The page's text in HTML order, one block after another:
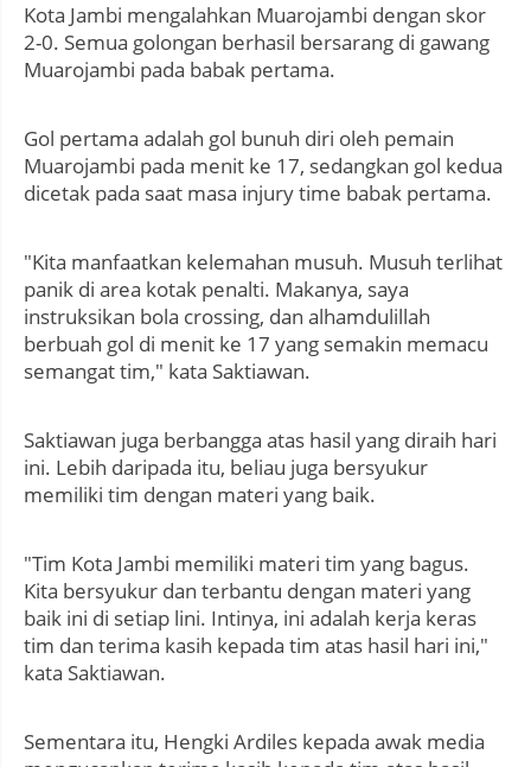
Kota Jambi mengalahkan Muarojambi dengan skor
2-0. Semua golongan berhasil bersarang di gawang
Muarojambi pada babak pertama.
Gol pertama adalah gol bunuh diri oleh pemain
Muarojambi pada menit ke 17, sedangkan gol kedua
dicetak pada saat masa injury time babak pertama.
"Kita manfaatkan kelemahan musuh. Musuh terlihat
panik di area kotak penalti. Makanya, saya
instruksikan bola crossing, dan alhamdulillah
berbuah gol di menit ke 17 yang semakin memacu
semangat tim," kata Saktiawan.
Saktiawan juga berbangga atas hasil yang diraih hari
ini. Lebih daripada itu, beliau juga bersyukur
memiliki tim dengan materi yang baik.
"Tim Kota Jambi memiliki materi tim yang bagus.
Kita bersyukur dan terbantu dengan materi yang
baik ini di setiap lini. Intinya, ini adalah kerja keras
tim dan terima kasih kepada tim atas hasil hari ini,"
kata Saktiawan.
Sementara itu, Hengki Ardiles kepada awak media